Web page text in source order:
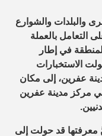
والبلدات والشوارع
التعامل بالعملة
في إطار
الاستخبارات
عفرين، إلى مكان
مركز مدينة عفرين
معرفتها قد حولت إلى